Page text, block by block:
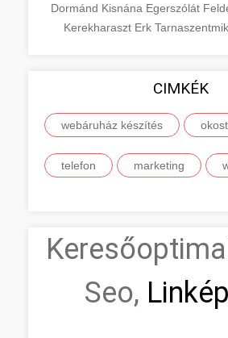
Dormánd Kisnána Egerszólát
Kerekharaszt Erk
CIMKÉK
webáruház készítés
telefon marketing
Seo,